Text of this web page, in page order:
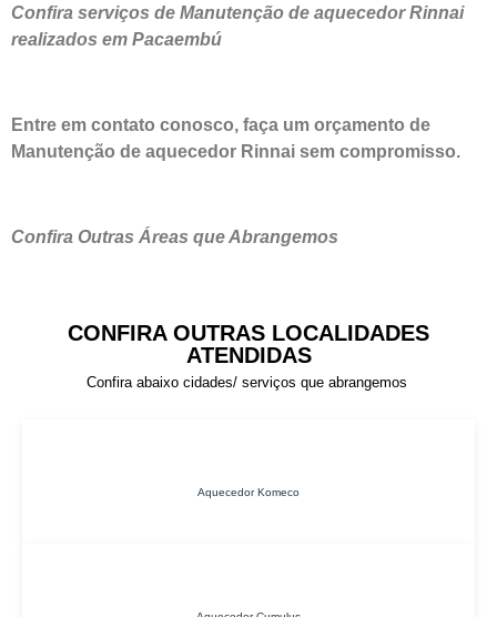
Confira serviços de Manutenção de aquecedor Rinnai
realizados em Pacaembú
Entre em contato conosco, faça um orçamento de
Manutenção de aquecedor Rinnai sem compromisso.
Confira Outras Áreas que Abrangemos
CONFIRA OUTRAS LOCALIDADES
ATENDIDAS
Confira abaixo cidades/ serviços que abrangemos
Aquecedor Komeco